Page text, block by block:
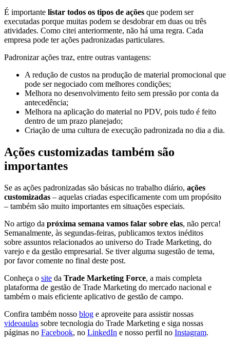
É importante listar todos os tipos de ações que podem ser
executadas porque muitas podem se desdobrar em duas ou três
atividades. Como citei anteriormente, não há uma regra. Cada
empresa pode ter ações padronizadas particulares.
Padronizar ações traz, entre outras vantagens:
A redução de custos na produção de material promocional que
pode ser negociado com melhores condições;
Melhora no desenvolvimento feito sem pressão por conta da
antecedência;
Melhora na aplicação do material no PDV, pois tudo é feito
dentro de um prazo planejado;
Criação de uma cultura de execução padronizada no dia a dia.
Ações customizadas também são
importantes
Se as ações padronizadas são básicas no trabalho diário, ações
customizadas – aquelas criadas especificamente com um propósito
– também são muito importantes em situações especiais.
No artigo da próxima semana vamos falar sobre elas, não perca!
Semanalmente, às segundas-feiras, publicamos textos inéditos
sobre assuntos relacionados ao universo do Trade Marketing, do
varejo e da gestão empresarial. Se tiver alguma sugestão de tema,
por favor comente no final deste post.
Conheça o site da Trade Marketing Force, a mais completa
plataforma de gestão de Trade Marketing do mercado nacional e
também o mais eficiente aplicativo de gestão de campo.
Confira também nosso blog e aproveite para assistir nossas
videoaulas sobre tecnologia do Trade Marketing e siga nossas
páginas no Facebook, no LinkedIn e nosso perfil no Instagram.